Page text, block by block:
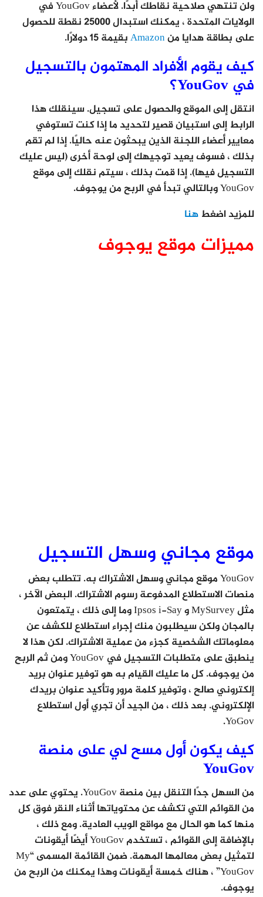
ولن تنتهي صلاحية نقاطك أبدًا. لأعضاء YouGov في
الولايات المتحدة ، يمكنك استبدال 25000 نقطة للحصول
على بطاقة هدايا منAmazonبقيمة 15 دولارًا.
كيف يقوم الأفراد المهتمون بالتسجيل
في YouGov؟
انتقل إلى الموقع والحصول على تسجيل. سينقلك هذا
الرابط إلى استبيان قصير لتحديد ما إذا كنت تستوفي
معايير أعضاء اللجنة الذين يبحثون عنه حاليًا. إذا لم تقم
بذلك ، فسوف يعيد توجيهك إلى لوحة أخرى (ليس عليك
التسجيل فيها). إذا قمت بذلك ، سيتم نقلك إلى موقع
YouGov وبالتالي تبدأ في الربح من يوجوف.
للمزيد اضغط هنا
مميزات موقع يوجوف
موقع مجاني وسهل التسجيل
YouGov موقع مجاني وسهل الاشتراك به. تتطلب بعض
منصات الاستطلاع المدفوعة رسوم الاشتراك. البعض الآخر ،
مثل MySurvey و Ipsos i-Say وما إلى ذلك ، يتمتعون
بالمجان ولكن سيطلبون منك إجراء استطلاع للكشف عن
معلوماتك الشخصية كجزء من عملية الاشتراك. لكن هذا لا
ينطبق على متطلبات التسجيل في YouGov ومن ثم الربح
من يوجوف. كل ما عليك القيام به هو توفير عنوان بريد
إلكتروني صالح ، وتوفير كلمة مرور وتأكيد عنوان بريدك
الإلكتروني. بعد ذلك ، من الجيد أن تجري أول استطلاع
YoGov.
كيف يكون أول مسح لي على منصة
YouGov
من السهل جدًا التنقل بين منصة YouGov. يحتوي على عدد
من القوائم التي تكشف عن محتوياتها أثناء النقر فوق كل
منها كما هو الحال مع مواقع الويب العادية. ومع ذلك ،
بالإضافة إلى القوائم ، تستخدم YouGov أيضًا أيقونات
لتمثيل بعض معالمها المهمة. ضمن القائمة المسمى “My
YouGov” ، هناك خمسة أيقونات وهذا يمكنك من الربح من
يوجوف.